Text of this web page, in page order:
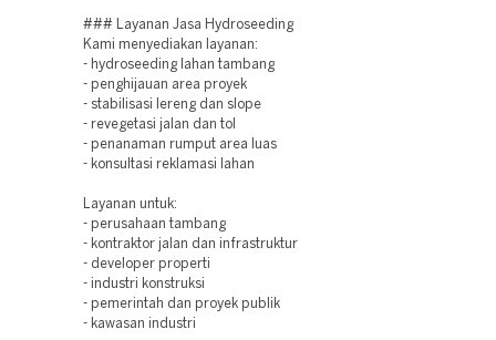
### Layanan Jasa Hydroseeding
Kami menyediakan layanan:
- hydroseeding lahan tambang
- penghijauan area proyek
- stabilisasi lereng dan slope
- revegetasi jalan dan tol
- penanaman rumput area luas
- konsultasi reklamasi lahan
Layanan untuk:
- perusahaan tambang
- kontraktor jalan dan infrastruktur
- developer properti
- industri konstruksi
- pemerintah dan proyek publik
- kawasan industri